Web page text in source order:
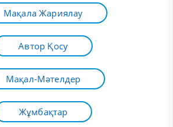
Мақала Жариялау
Автор Қосу
Мақал-Мәтелдер
Жұмбақтар